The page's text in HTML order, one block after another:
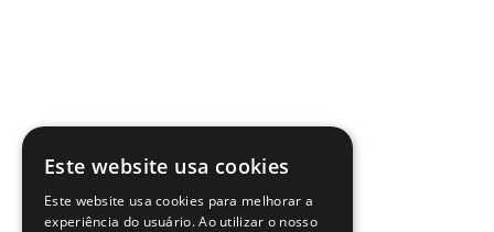
Este website usa cookies
Este website usa cookies para melhorar a
experiência do usuário. Ao utilizar o nosso